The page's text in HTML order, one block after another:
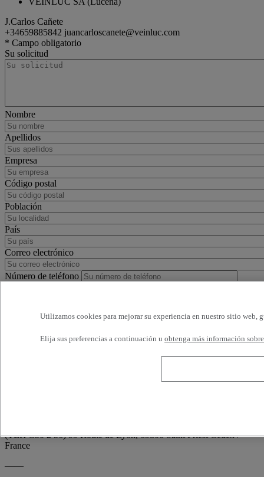
J.Carlos Cañete
+34659885842 juancarloscanete@veinluc.com
van
Renault Trucks Master
* Campo obligatorio
Su solicitud
Nombre
Apellidos
Empresa
Código postal
Población
País
Correo electrónico
Número de teléfono
red, con encuestas o información relativa a los productos y servicios
Conforme a la demanda de la CNIL (artículo 34 de la ley francesa
(TER C50 2 56) 99 Route de Lyon, 69806 Saint Priest Cedex /
France
——
Utilizamos cookies para mejorar su experiencia en nuestro sitio web,
Elija sus preferencias a continuación u obtenga más información